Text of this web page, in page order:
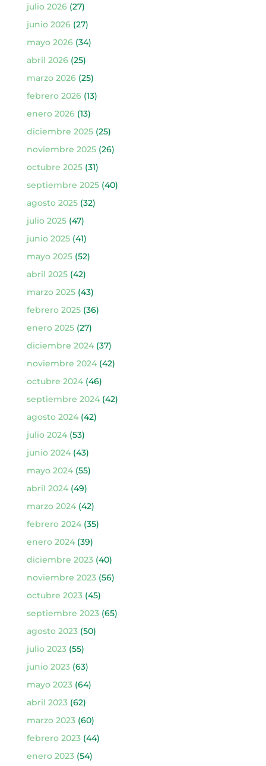
julio 2026(27)
junio 2026(27)
mayo 2026(34)
abril 2026(25)
marzo 2026(25)
febrero 2026(13)
enero 2026(13)
diciembre 2025(25)
noviembre 2025(26)
octubre 2025(31)
septiembre 2025(40)
agosto 2025(32)
julio 2025(47)
junio 2025(41)
mayo 2025(52)
abril 2025(42)
marzo 2025(43)
febrero 2025(36)
enero 2025(27)
diciembre 2024(37)
noviembre 2024(42)
octubre 2024(46)
septiembre 2024(42)
agosto 2024(42)
julio 2024(53)
junio 2024(43)
mayo 2024(55)
abril 2024(49)
marzo 2024(42)
febrero 2024(35)
enero 2024(39)
diciembre 2023(40)
noviembre 2023(56)
octubre 2023(45)
septiembre 2023(65)
agosto 2023(50)
julio 2023(55)
junio 2023(63)
mayo 2023(64)
abril 2023(62)
marzo 2023(60)
febrero 2023(44)
enero 2023(54)